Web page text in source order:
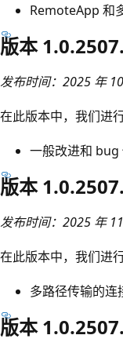
RemoteApp 和
版本
发布时间：2025 年
在此版本中，我们进
一般改进和 bug
版本
发布时间：2025 年
在此版本中，我们进
多路径传输的连
版本